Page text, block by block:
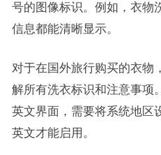
号的图像标识。例如，衣物
信息都能清晰显示。
对于在国外旅行购买的衣物
解所有洗衣标识和注意事项
英文界面，需要将系统地区
英文才能启用。